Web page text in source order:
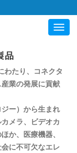
品
わたり、コネクタ
業の発展に貢献
ー）から生まれ
メラ、ビデオカ
か、医療機器、
に不可欠なエレ